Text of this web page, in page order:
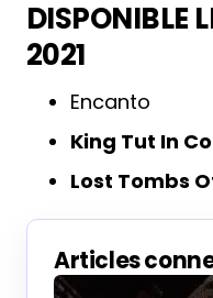
DISPONIBLE
2021
Encanto
King Tut In
Lost Tombs
Articles